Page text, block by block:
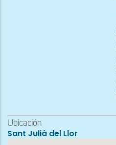
Ubicación
Sant Julià del Llor